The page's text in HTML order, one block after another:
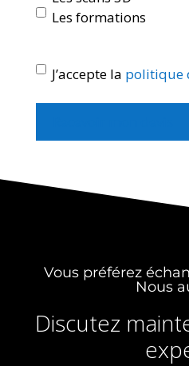
Les formations
RGPD*
J’accepte la politique
Vous préférez
Nous
Discutez